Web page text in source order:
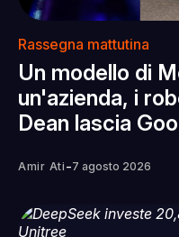
Rassegna mattutina
Un modello di
un'azienda, i
Dean lascia
Amir Ati -7 agosto 2026